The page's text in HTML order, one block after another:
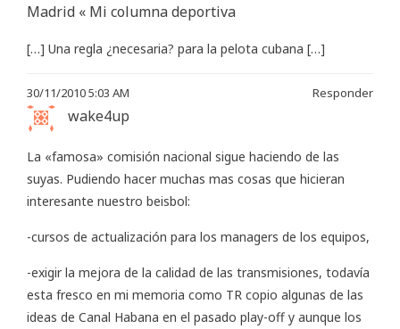
Madrid « Mi columna deportiva
[…] Una regla ¿necesaria? para la pelota cubana […]
30/11/2010 5:03 AM Responder
wake4up
La «famosa» comisión nacional sigue haciendo de las
suyas. Pudiendo hacer muchas mas cosas que hicieran
interesante nuestro beisbol:
-cursos de actualización para los managers de los equipos,
-exigir la mejora de la calidad de las transmisiones, todavía
esta fresco en mi memoria como TR copio algunas de las
ideas de Canal Habana en el pasado play-off y aunque los